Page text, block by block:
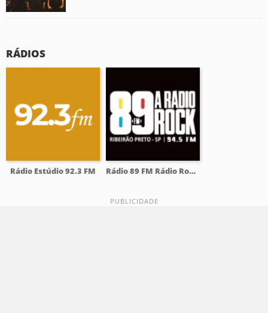
RÁDIOS
Rádio Estúdio 92.3 FM Rádio 89 FM Rádio Rock 94.5 FM